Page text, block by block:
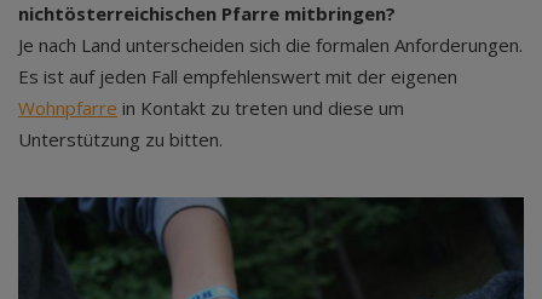
nichtösterreichischen Pfarre mitbringen?
Je nach Land unterscheiden sich die formalen Anforderungen.
Es ist auf jeden Fall empfehlenswert mit der eigenen
Wohnpfarre in Kontakt zu treten und diese um
Unterstützung zu bitten.